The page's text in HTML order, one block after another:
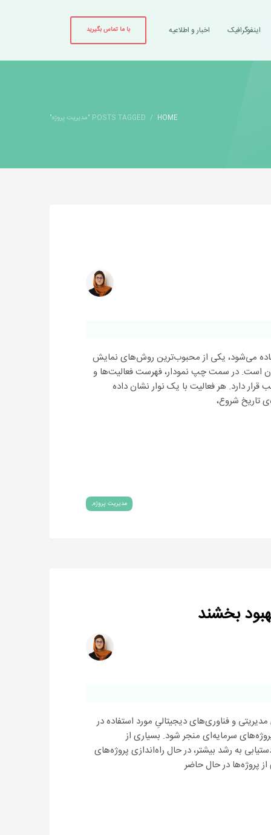
اینفوگرافیک اخبار و اطلاعیه با ما تماس بگیرید
HOME POSTS TAGGED "مدیریت پروژه"
می‌شود، یکی از محبوب‌ترین روش‌های نمایش
است. در سمت چپ نمودار، فهرست فعالیت‌ها و
دارد. هر فعالیت با یک نوار نشان داده
تاریخ شروع،
مدیریت پروژه
بخشند
و فناوری‌های دیجیتالیِ مورد استفاده در
سرمایه‌ای منجر شود. بسیاری از
به رشد بیشتر، در حال راه‌اندازی پروژه‌های
پروژه‌ها در حال حاضر